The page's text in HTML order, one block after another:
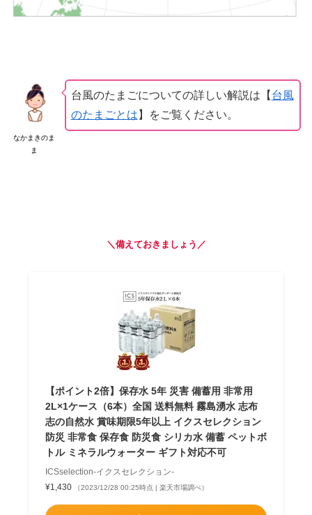
なかまきのま
ま
台風のたまごについての詳しい解説は【 台風
のたまごとは 】をご覧ください。
＼備えておきましょう／
【ポイント2倍】保存水 5年 災害 備蓄用 非常用
2L×1ケース（6本）全国 送料無料 霧島湧水 志布
志の自然水 賞味期限5年以上 イクスセレクション
防災 非常食 保存食 防災食 シリカ水 備蓄 ペットボ
トル ミネラルウォーター ギフト対応不可
ICSselection-イクスセレクション-
¥1,430
（2023/12/28 00:25時点 | 楽天市場調べ）